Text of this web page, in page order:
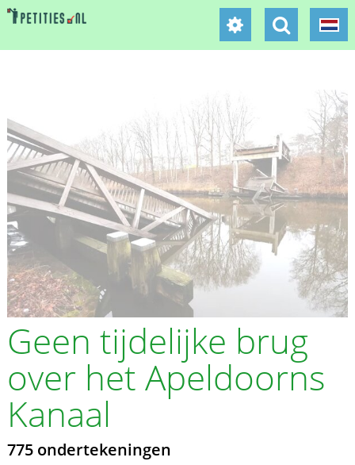
Geen tijdelijke brug
over het Apeldoorns
Kanaal
775 ondertekeningen